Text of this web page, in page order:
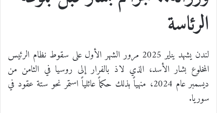
الرئاسة
لندن يشهد يناير 2025 مرور الشهر الأول على سقوط نظام الرئيس
المخلوع بشار الأسد، الذي لاذ بالفرار إلى روسيا في الثامن من
ديسمبر عام 2024، منهياً بذلك حكماً عائلياً استمر نحو ستة عقود في
سوريا.